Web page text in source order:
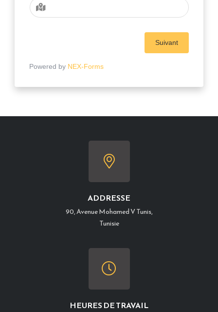
Suivant
Powered by NEX-Forms
ADDRESSE
90, Avenue Mohamed V Tunis,
Tunisie
HEURES DE TRAVAIL